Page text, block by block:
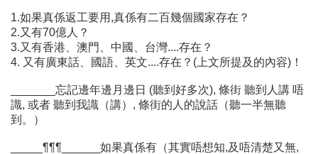
1.如果真係返工要用,真係有二百幾個國家存在？
2.又有70億人？
3.又有香港、澳門、中國、台灣....存在？
4. 又有廣東話、國語、英文....存在？(上文所提及的內容)！
_______忘記邊年邊月邊日 (聽到好多次), 條街 聽到人講 唔
識, 或者 聽到我識（講）, 條街的人的說話（聽一半無聽
到。）
_____¶¶¶______如果真係有（其實唔想知,及唔清楚又無,